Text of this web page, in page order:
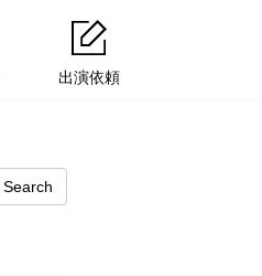
出演依頼
Search